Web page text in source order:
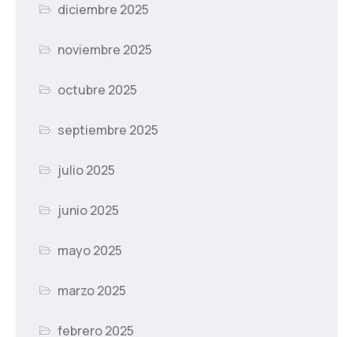
diciembre 2025
noviembre 2025
octubre 2025
septiembre 2025
julio 2025
junio 2025
mayo 2025
marzo 2025
febrero 2025